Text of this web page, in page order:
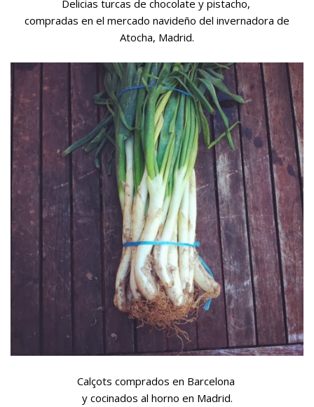
Delicias turcas de chocolate y pistacho,
compradas en el mercado navideño del invernadora de
Atocha, Madrid.
Calçots comprados en Barcelona
y cocinados al horno en Madrid.